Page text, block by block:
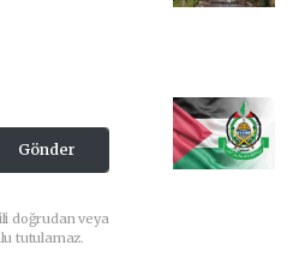
Gönder
doğrudan veya
tutulamaz.